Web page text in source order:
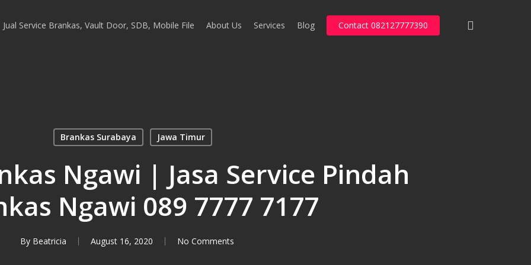
Jual Service Brankas, Vault Door, SDB, Mobile File About Us Services Blog Contact 082127777390
Brankas Surabaya Jawa Timur
Ngawi | Jasa Service Pindah
Ngawi 089 7777 7177
By Beatricia August 16, 2020 No Comments